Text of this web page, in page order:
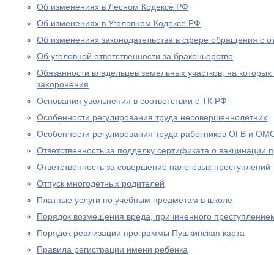
Об изменениях в Лесном Кодексе РФ
Об изменениях в Уголовном Кодексе РФ
Об изменениях законодательства в сфере обращения с
Об уголовной ответственности за браконьерство
Обязанности владельцев земельных участков, на
захоронения
Основания увольнения в соответствии с ТК РФ
Особенности регулирования труда несовершеннолетних
Особенности регулирования труда работников ОГВ и
Ответственность за подделку сертификата о вакцинации
Ответственность за совершение налоговых преступлений
Отпуск многодетных родителей
Платные услуги по учебным предметам в школе
Порядок возмещения вреда, причиненного
Порядок реализации программы Пушкинская карта
Правила регистрации имени ребенка